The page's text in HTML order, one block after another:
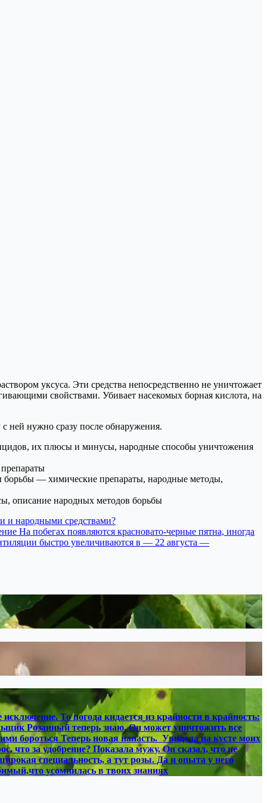
уксуса. Эти средства непосредственно не уничтожает
свойствами. Убивает насекомых борная кислота, на
с ней нужно сразу после обнаружения.
их плюсы и минусы, народные способы уничтожения
борьбы — химические препараты, народные методы,
описание народных методов борьбы
и народными средствами?
побегах появляются красновато-черные пятна, иногда
быстро увеличиваются в — 22 августа —
То погода кидается из крайности в крайность:
Розанный теперь знаю. Он может уничтожить все
бороться Теперь новая напасть. Увидела на кусте моих
что за удобрение? Показала мужу. Он сказал, что не
специальность, а тут розы. Да и опыта у него
усомнилась в твоих знаниях